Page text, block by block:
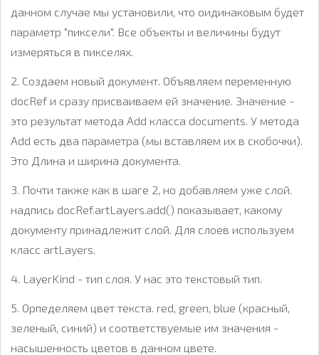
данном случае мы установили, что оидинаковым будет
параметр "пиксели". Все объекты и величины будут
измеряться в пикселях.
2. Создаем новый документ. Объявляем переменную
docRef и сразу присваиваем ей значение. Значение -
это результат метода Add класса documents. У метода
Add есть два параметра (мы вставляем их в скобочки).
Это Длина и ширина документа.
3. Почти также как в шаге 2, но добавляем уже слой.
надпись docRef.artLayers.add() показывает, какому
документу принадлежит слой. Для слоев используем
класс artLayers.
4. LayerKind - тип слоя. У нас это текстовый тип.
5. Орпеделяем цвет текста. red, green, blue (красный,
зеленый, синий) и соответствуемые им значения -
насышенность цветов в данном цвете.